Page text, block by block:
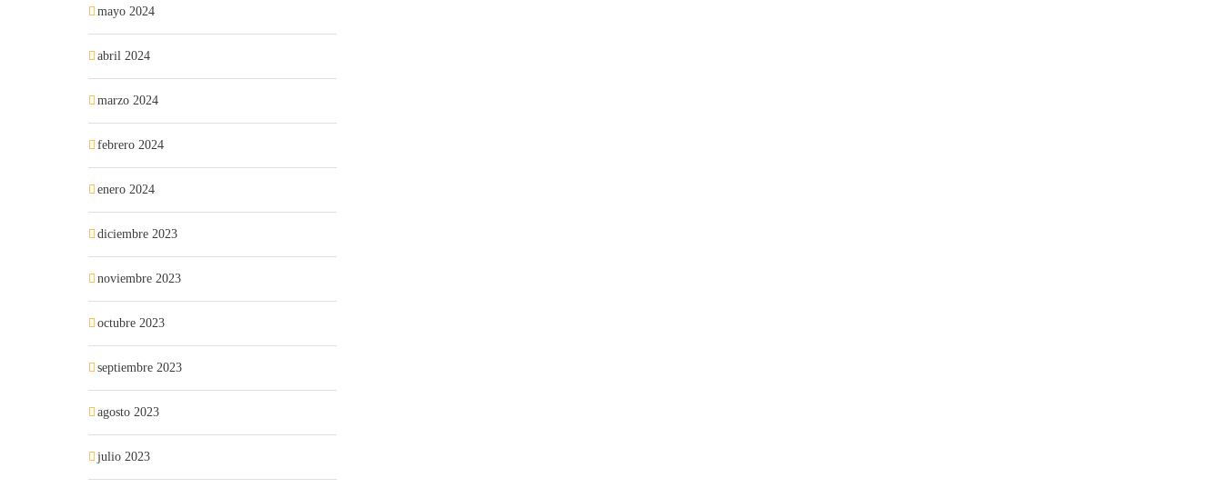
mayo 2024
abril 2024
marzo 2024
febrero 2024
enero 2024
diciembre 2023
noviembre 2023
octubre 2023
septiembre 2023
agosto 2023
julio 2023